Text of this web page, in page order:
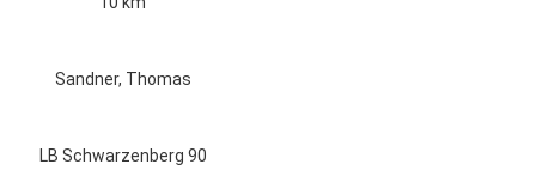
Sandner, Thomas
LB Schwarzenberg 90